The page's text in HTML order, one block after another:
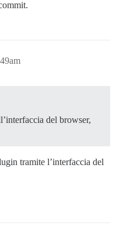
del browser,
tramite l’interfaccia del